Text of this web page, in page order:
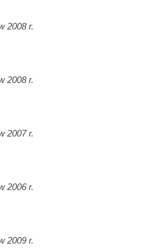
2008 r.
2008 r.
2007 r.
2006 r.
2009 r.